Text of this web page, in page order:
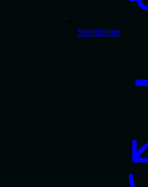
Spedizione